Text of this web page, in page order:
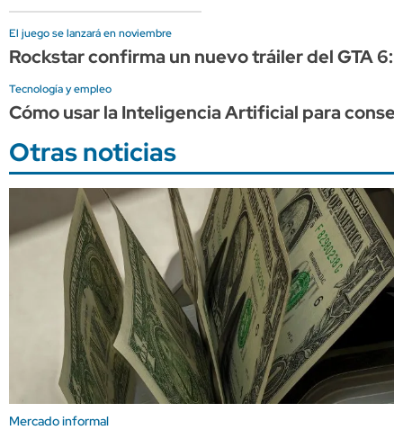
El juego se lanzará en noviembre
Rockstar confirma un nuevo tráiler del GTA
Tecnología y empleo
Cómo usar la Inteligencia Artificial para
Otras noticias
Mercado informal